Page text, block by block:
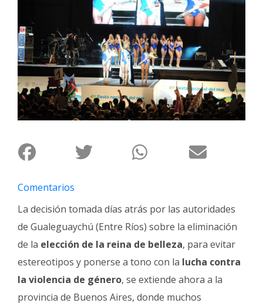
Ciudad
Deportes
Arte
y
Espectáculos
Policiales
Fotos
Clasificados
Fúnebres
Comentarios
La decisión tomada días atrás por las autoridades
de Gualeguaychú (Entre Ríos) sobre la eliminación
de la elección de la reina de belleza, para evitar
estereotipos y ponerse a tono con la lucha contra
la violencia de género, se extiende ahora a la
provincia de Buenos Aires, donde muchos